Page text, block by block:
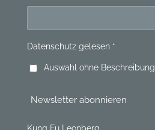
Datenschutz gelesen *
Auswahl ohne Beschreibung
Newsletter abonnieren